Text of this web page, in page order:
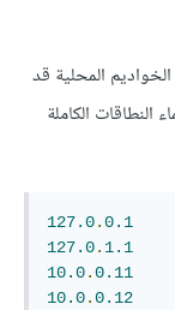
المحلية قد
الكاملة
127.0.0.1
127.0. 1.1
10.0.0.11
10.0.0.12